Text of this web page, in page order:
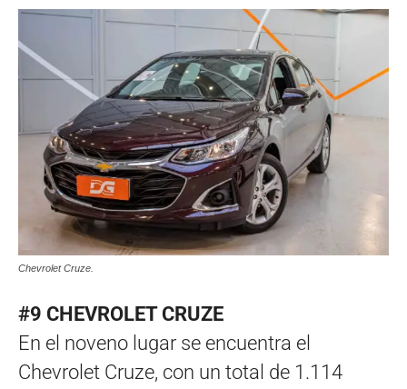
Chevrolet Cruze.
#9 CHEVROLET CRUZE
En el noveno lugar se encuentra el
Chevrolet Cruze, con un total de 1.114